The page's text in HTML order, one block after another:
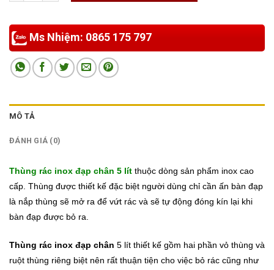
Ms Nhiệm: 0865 175 797
MÔ TẢ
ĐÁNH GIÁ (0)
Thùng rác inox đạp chân 5 lít thuộc dòng sản phẩm inox cao
cấp. Thùng được thiết kế đặc biệt người dùng chỉ cần ấn bàn đạp
là nắp thùng sẽ mở ra để vứt rác và sẽ tự động đóng kín lại khi
bàn đạp được bỏ ra.
Thùng rác inox đạp chân 5 lít thiết kế gồm hai phần vỏ thùng và
ruột thùng riêng biệt nên rất thuận tiện cho việc bỏ rác cũng như